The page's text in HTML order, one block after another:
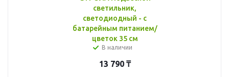
светильник,
светодиодный - с
батарейным питанием/
цветок 35 см
В наличии
13 790₸